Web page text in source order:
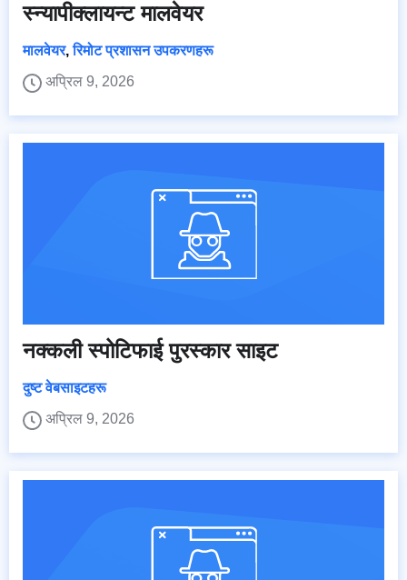
स्न्यापीक्लायन्ट मालवेयर
मालवेयर,रिमोट प्रशासन उपकरणहरू
अप्रिल 9, 2026
नक्कली स्पोटिफाई पुरस्कार साइट
दुष्ट वेबसाइटहरू
अप्रिल 9, 2026